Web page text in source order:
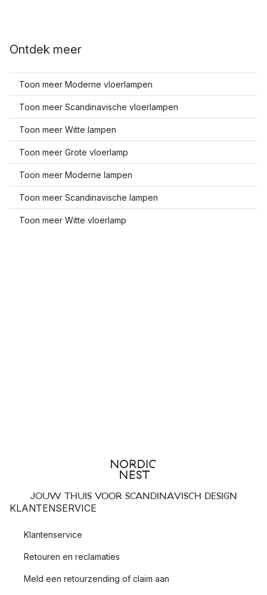
Ontdek meer
Toon meer Moderne vloerlampen
Toon meer Scandinavische vloerlampen
Toon meer Witte lampen
Toon meer Grote vloerlamp
Toon meer Moderne lampen
Toon meer Scandinavische lampen
Toon meer Witte vloerlamp
JOUW THUIS VOOR SCANDINAVISCH DESIGN
KLANTENSERVICE
Klantenservice
Retouren en reclamaties
Meld een retourzending of claim aan